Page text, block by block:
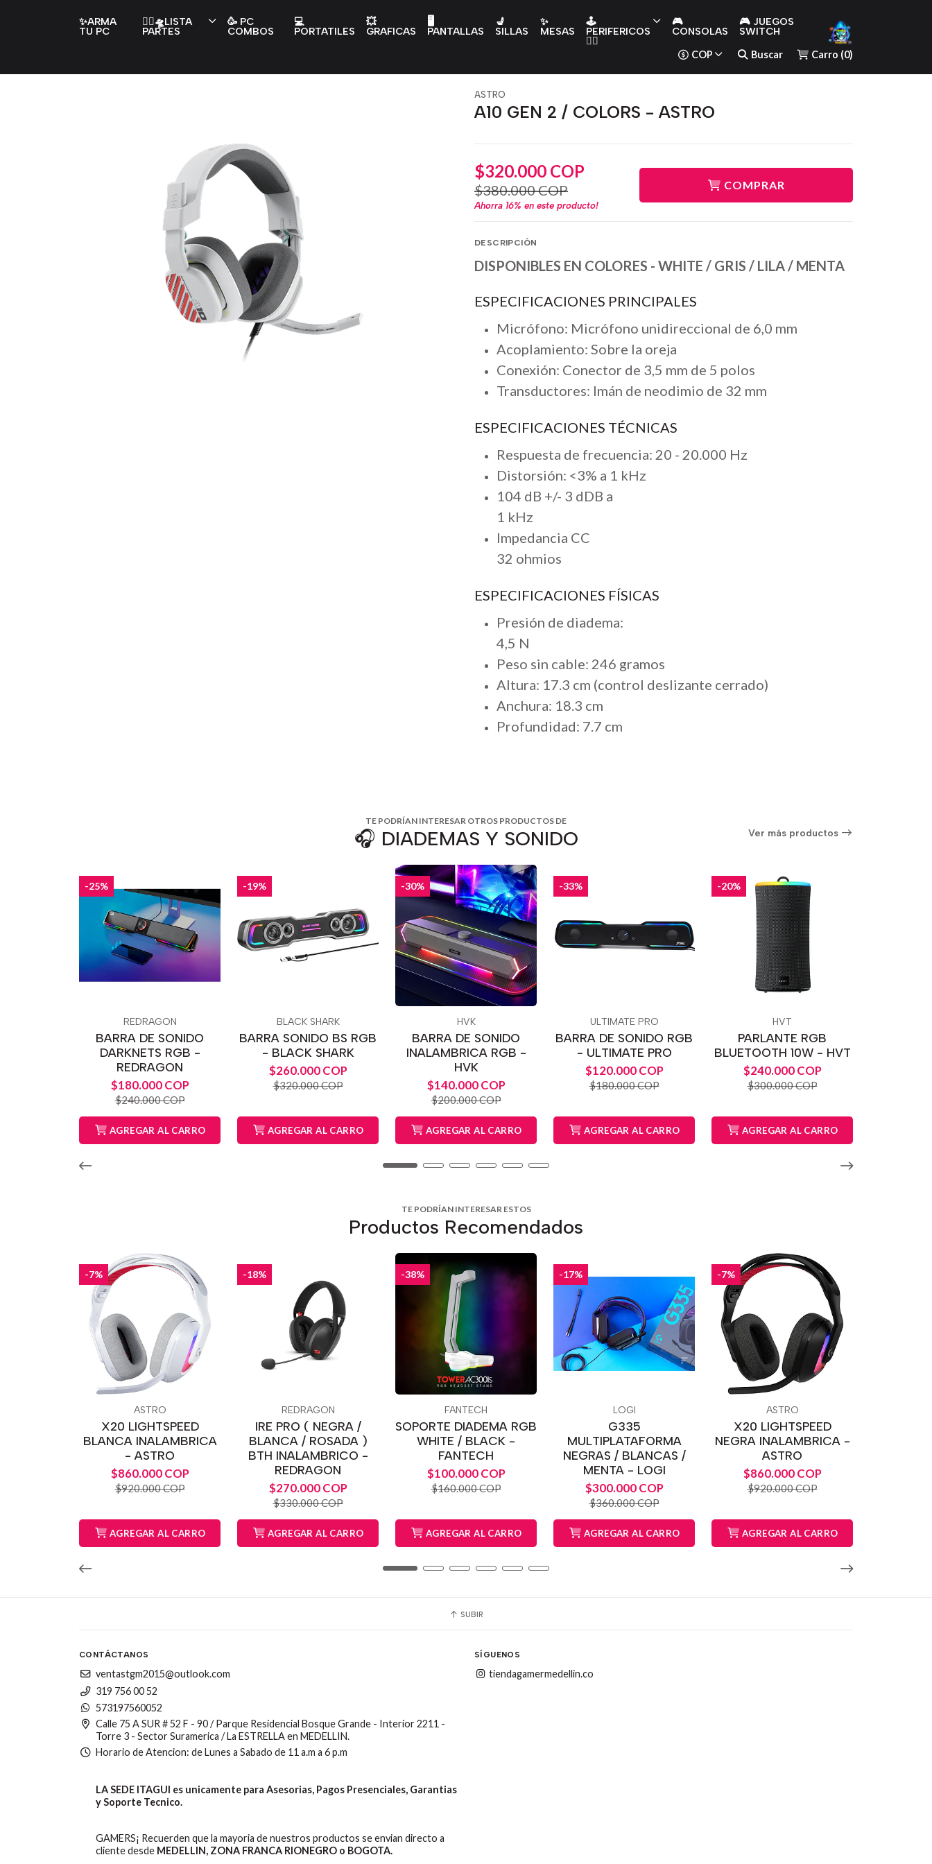
✨ARMA
TU PC
👇🏻🛸LISTA
PARTES
🥳 PC
COMBOS
💻
PORTATILES
💥
GRAFICAS
🖥️
PANTALLAS
💺
SILLAS
✨
MESAS
🕹️
PERIFERICOS
👇🏻
🎮
CONSOLAS
🎮 JUEGOS
SWITCH
COP Buscar Carro (0)
ASTRO
A10 GEN 2 / COLORS - ASTRO
$320.000 COP
$380.000 COP
Ahorra 16% en este producto!
COMPRAR
DESCRIPCIÓN
DISPONIBLES EN COLORES - WHITE / GRIS / LILA / MENTA
ESPECIFICACIONES PRINCIPALES
Micrófono: Micrófono unidireccional de 6,0 mm
Acoplamiento: Sobre la oreja
Conexión: Conector de 3,5 mm de 5 polos
Transductores: Imán de neodimio de 32 mm
ESPECIFICACIONES TÉCNICAS
Respuesta de frecuencia: 20 - 20.000 Hz
Distorsión: <3% a 1 kHz
104 dB +/- 3 dDB a
1 kHz
Impedancia CC
32 ohmios
ESPECIFICACIONES FÍSICAS
Presión de diadema:
4,5 N
Peso sin cable: 246 gramos
Altura: 17.3 cm (control deslizante cerrado)
Anchura: 18.3 cm
Profundidad: 7.7 cm
TE PODRÍAN INTERESAR OTROS PRODUCTOS DE
🎧 DIADEMAS Y SONIDO Ver más productos
-25%
REDRAGON
BARRA DE SONIDO
DARKNETS RGB -
REDRAGON
$180.000 COP
$240.000 COP
AGREGAR AL CARRO
-19%
BLACK SHARK
BARRA SONIDO BS RGB
- BLACK SHARK
$260.000 COP
$320.000 COP
AGREGAR AL CARRO
-30%
HVK
BARRA DE SONIDO
INALAMBRICA RGB -
HVK
$140.000 COP
$200.000 COP
AGREGAR AL CARRO
-33%
ULTIMATE PRO
BARRA DE SONIDO RGB
- ULTIMATE PRO
$120.000 COP
$180.000 COP
AGREGAR AL CARRO
-20%
HVT
PARLANTE RGB
BLUETOOTH 10W - HVT
$240.000 COP
$300.000 COP
AGREGAR AL CARRO
TE PODRÍAN INTERESAR ESTOS
Productos Recomendados
-7%
ASTRO
X20 LIGHTSPEED
BLANCA INALAMBRICA
- ASTRO
$860.000 COP
$920.000 COP
AGREGAR AL CARRO
-18%
REDRAGON
IRE PRO ( NEGRA /
BLANCA / ROSADA )
BTH INALAMBRICO -
REDRAGON
$270.000 COP
$330.000 COP
AGREGAR AL CARRO
-38%
FANTECH
SOPORTE DIADEMA RGB
WHITE / BLACK -
FANTECH
$100.000 COP
$160.000 COP
AGREGAR AL CARRO
-17%
LOGI
G335
MULTIPLATAFORMA
NEGRAS / BLANCAS /
MENTA - LOGI
$300.000 COP
$360.000 COP
AGREGAR AL CARRO
-7%
ASTRO
X20 LIGHTSPEED
NEGRA INALAMBRICA -
ASTRO
$860.000 COP
$920.000 COP
AGREGAR AL CARRO
SUBIR
CONTÁCTANOS
ventastgm2015@outlook.com
319 756 00 52
573197560052
Calle 75 A SUR # 52 F - 90 / Parque Residencial Bosque Grande - Interior 2211 -
Torre 3 - Sector Suramerica / La ESTRELLA en MEDELLIN.
Horario de Atencion: de Lunes a Sabado de 11 a.m a 6 p.m
LA SEDE ITAGUI es unicamente para Asesorias, Pagos Presenciales, Garantias
y Soporte Tecnico.
GAMERS¡ Recuerden que la mayoria de nuestros productos se envian directo a
cliente desde MEDELLIN, ZONA FRANCA RIONEGRO o BOGOTA.
SÍGUENOS
tiendagamermedellin.co